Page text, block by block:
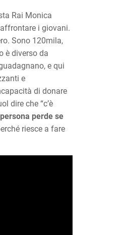
Rai Monica
i giovani.
Sono 120mila,
è diverso da
e qui
e
di donare
dire che “c’è
perde se
riesce a fare